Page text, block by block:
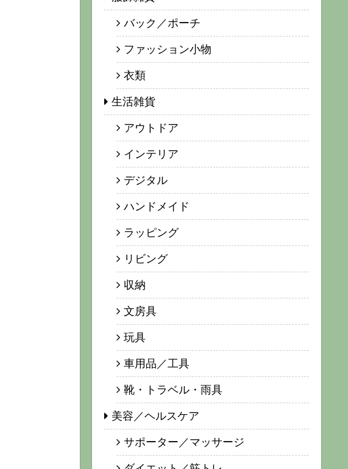
バック／ポーチ
ファッション小物
衣類
生活雑貨
アウトドア
インテリア
デジタル
ハンドメイド
ラッピング
リビング
収納
文房具
玩具
車用品／工具
靴・トラベル・雨具
美容／ヘルスケア
サポーター／マッサージ